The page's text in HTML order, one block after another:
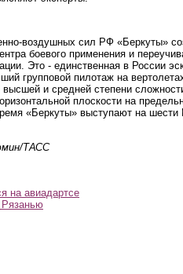
воздушных сил РФ «Беркуты»
боевого применения и
Это - единственная в России
групповой пилотаж на
и средней степени
плоскости на
«Беркуты» выступают на
ТАСС
на авиадартсе
Рязанью